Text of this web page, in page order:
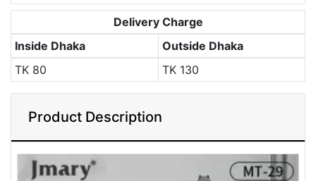
Delivery Charge
Inside Dhaka
Outside Dhaka
TK 80 TK 130
Product Description